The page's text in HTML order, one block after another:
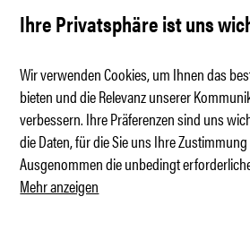
Renault auf der Überholspur
Ihre Privatsphäre ist uns
Wir verwenden Cookies, um Ihnen das
bieten und die Relevanz unserer
verbessern. Ihre Präferenzen sind uns
die Daten, für die Sie uns Ihre
Ausgenommen die unbedingt
Mehr anzeigen